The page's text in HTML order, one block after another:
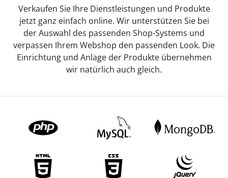
Verkaufen Sie Ihre Dienstleistungen und Produkte
jetzt ganz einfach online. Wir unterstützen Sie bei
der Auswahl des passenden Shop-Systems und
verpassen Ihrem Webshop den passenden Look. Die
Einrichtung und Anlage der Produkte übernehmen
wir natürlich auch gleich.